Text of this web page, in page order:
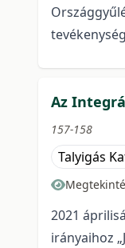
Az
157-158
Talyigás
2021
irányaihoz